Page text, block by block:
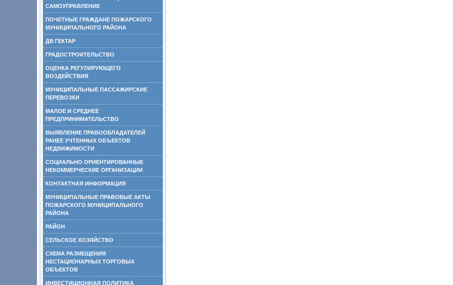
САМОУПРАВЛЕНИЕ
ПОЧЕТНЫЕ ГРАЖДАНЕ ПОЖАРСКОГО
МУНИЦИПАЛЬНОГО РАЙОНА
ДВ ГЕКТАР
ГРАДОСТРОИТЕЛЬСТВО
ОЦЕНКА РЕГУЛИРУЮЩЕГО
ВОЗДЕЙСТВИЯ
МУНИЦИПАЛЬНЫЕ ПАССАЖИРСКИЕ
ПЕРЕВОЗКИ
МАЛОЕ И СРЕДНЕЕ
ПРЕДПРИНИМАТЕЛЬСТВО
ВЫЯВЛЕНИЕ ПРАВООБЛАДАТЕЛЕЙ
РАНЕЕ УЧТЕННЫХ ОБЪЕКТОВ
НЕДВИЖИМОСТИ
СОЦИАЛЬНО ОРИЕНТИРОВАННЫЕ
НЕКОММЕРЧЕСКИЕ ОРГАНИЗАЦИИ
КОНТАКТНАЯ ИНФОРМАЦИЯ
МУНИЦИПАЛЬНЫЕ ПРАВОВЫЕ АКТЫ
ПОЖАРСКОГО МУНИЦИПАЛЬНОГО
РАЙОНА
РАЙОН
СЕЛЬСКОЕ ХОЗЯЙСТВО
СХЕМА РАЗМЕЩЕНИЯ
НЕСТАЦИОНАРНЫХ ТОРГОВЫХ
ОБЪЕКТОВ
ИНВЕСТИЦИОННАЯ ПОЛИТИКА